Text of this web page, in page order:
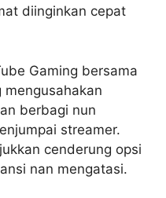
diinginkan cepat
Gaming bersama
mengusahakan
berbagi nun
streamer.
cenderung opsi
nan mengatasi.